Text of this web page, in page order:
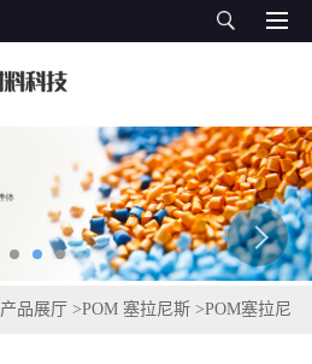
产品展厅 >POM 塞拉尼斯 >POM塞拉尼